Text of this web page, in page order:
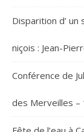
Disparition d’
niçois : Jean-
Conférence de
des Merveilles –